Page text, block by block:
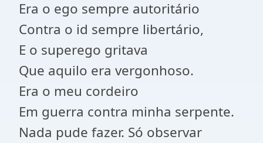
Era o ego sempre autoritário
Contra o id sempre libertário,
E o superego gritava
Que aquilo era vergonhoso.
Era o meu cordeiro
Em guerra contra minha serpente.
Nada pude fazer. Só observar